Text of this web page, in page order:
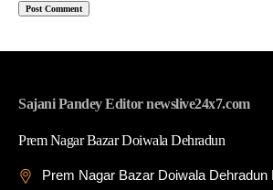
Sajani Pandey Editor newslive24x7.com
Prem Nagar Bazar Doiwala Dehradun
Prem Nagar Bazar Doiwala Dehradun